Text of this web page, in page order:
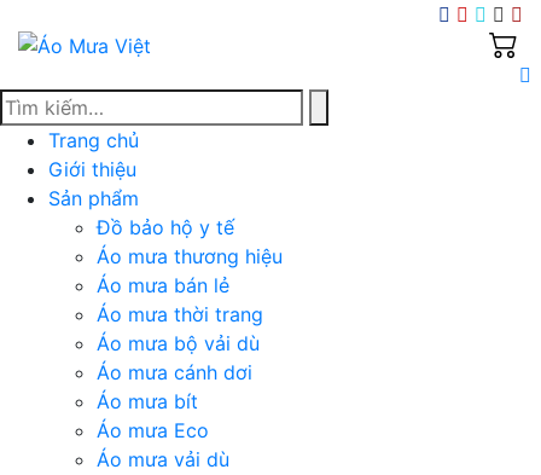
Trang chủ
Giới thiệu
Sản phẩm
Đồ bảo hộ y tế
Áo mưa thương hiệu
Áo mưa bán lẻ
Áo mưa thời trang
Áo mưa bộ vải dù
Áo mưa cánh dơi
Áo mưa bít
Áo mưa Eco
Áo mưa vải dù